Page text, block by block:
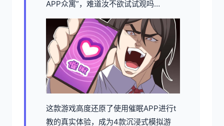
APP众寓”，难道汝不欲试试观吗…
这款游戏高度还原了使用催眠APP进行t
教的真实体验，成为4款沉浸式模拟游